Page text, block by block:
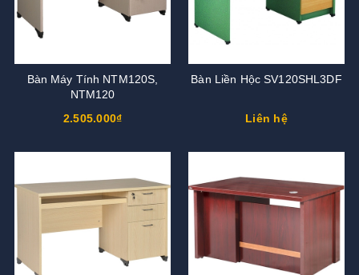
Bàn Máy Tính NTM120S,
NTM120
2.505.000₫
Bàn Liền Hộc SV120SHL3DF
Liên hệ